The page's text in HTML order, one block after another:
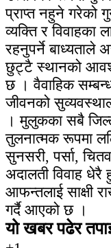
प्राप्त नहुने गरेको
व्यक्ति र विवाहका
रहनुपर्ने बाध्यताले
छुट्टै स्थानको
छ । वैवाहिक
जीवनको
। मुलुकका सबै
तुलनात्मक रूपमा
सुनसरी, पर्सा,
अदालती विवाह
आफन्तलाई साक्षी
गर्दै आएको छ ।
यो खबर पढेर